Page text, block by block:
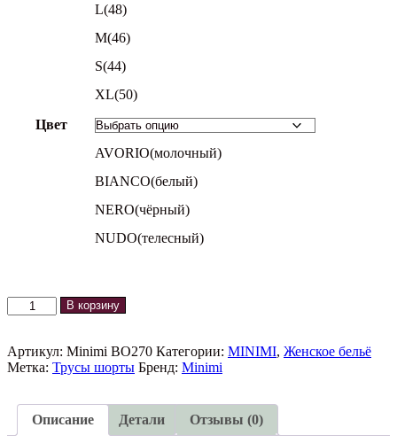
L(48)
M(46)
S(44)
XL(50)
Цвет
AVORIO(молочный)
BIANCO(белый)
NERO(чёрный)
NUDO(телесный)
Количество
товара
шорты
Minimi
В корзину
Артикул: Minimi BO270 Категории: MINIMI, Женское бельё
Метка: Трусы шорты Бренд: Minimi
Описание Детали Отзывы (0)